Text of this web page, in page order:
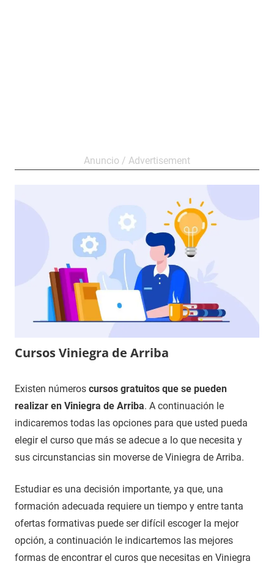
Cursos Viniegra de Arriba
10
de
noviembre
2020
Maria
Cursos
en
Rioja,
Existen números cursos gratuitos que se pueden
realizar en Viniegra de Arriba. A continuación le
indicaremos todas las opciones para que usted pueda
elegir el curso que más se adecue a lo que necesita y
sus circunstancias sin moverse de Viniegra de Arriba.
Estudiar es una decisión importante, ya que, una
formación adecuada requiere un tiempo y entre tanta
ofertas formativas puede ser difícil escoger la mejor
opción, a continuación le indicartemos las mejores
formas de encontrar el curos que necesitas en Viniegra